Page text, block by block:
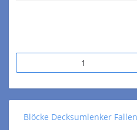
Blöcke Decksumlenker